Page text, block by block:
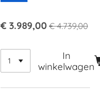
€ 3.989,00 € 4.739,00
In
winkelwagen